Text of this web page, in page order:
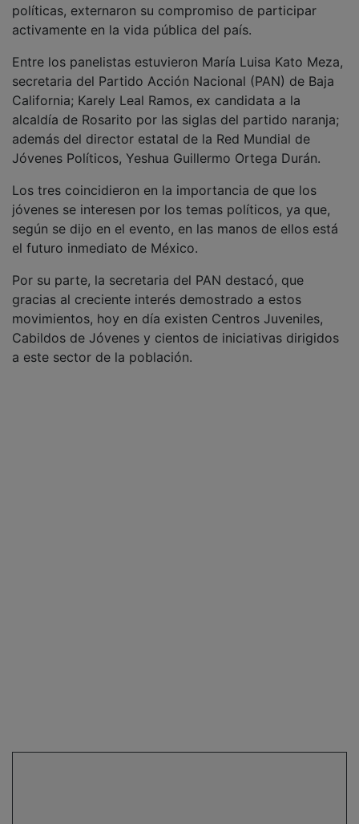
políticas, externaron su compromiso de participar
activamente en la vida pública del país.
Entre los panelistas estuvieron María Luisa Kato Meza,
secretaria del Partido Acción Nacional (PAN) de Baja
California; Karely Leal Ramos, ex candidata a la
alcaldía de Rosarito por las siglas del partido naranja;
además del director estatal de la Red Mundial de
Jóvenes Políticos, Yeshua Guillermo Ortega Durán.
Los tres coincidieron en la importancia de que los
jóvenes se interesen por los temas políticos, ya que,
según se dijo en el evento, en las manos de ellos está
el futuro inmediato de México.
Por su parte, la secretaria del PAN destacó, que
gracias al creciente interés demostrado a estos
movimientos, hoy en día existen Centros Juveniles,
Cabildos de Jóvenes y cientos de iniciativas dirigidos
a este sector de la población.